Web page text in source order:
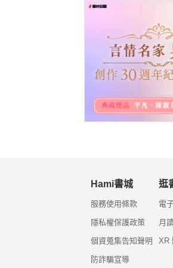
Hami書城
服務使用條款
隱私權保護政策
個資蒐集告知聲明
防詐騙宣導
逛
電
月
XR